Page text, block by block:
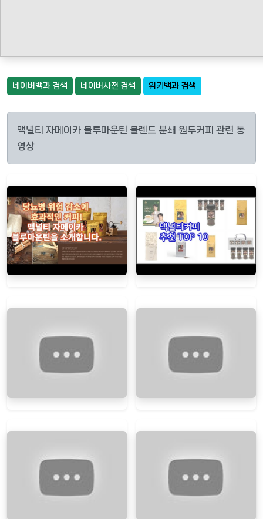
네이버백과 검색 네이버사전 검색 위키백과 검색
맥널티 자메이카 블루마운틴 블렌드 분쇄 원두커피 관련 동
영상